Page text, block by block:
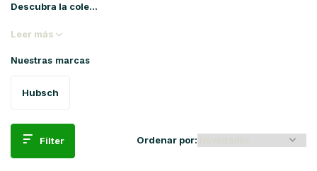
Descubra la cole...
Leer más
Nuestras marcas
Hubsch
Filter Ordenar por: